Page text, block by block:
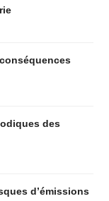
des
d’émissions